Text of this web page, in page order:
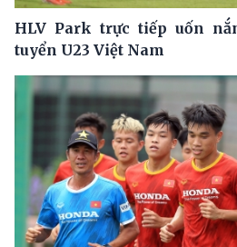
HLV Park trực tiếp uốn
tuyển U23 Việt Nam